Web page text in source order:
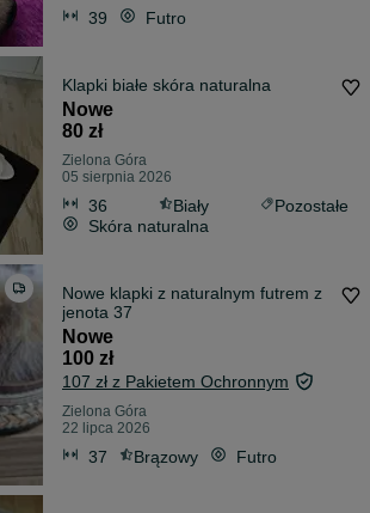
39 Futro
Klapki białe skóra naturalna
Nowe
80 zł
Zielona Góra
05 sierpnia 2026
36 Biały
Pozostałe
Skóra naturalna
Nowe klapki z naturalnym futrem z
jenota 37
Nowe
100 zł
107 zł z Pakietem Ochronnym
Zielona Góra
22 lipca 2026
37 Brązowy Futro